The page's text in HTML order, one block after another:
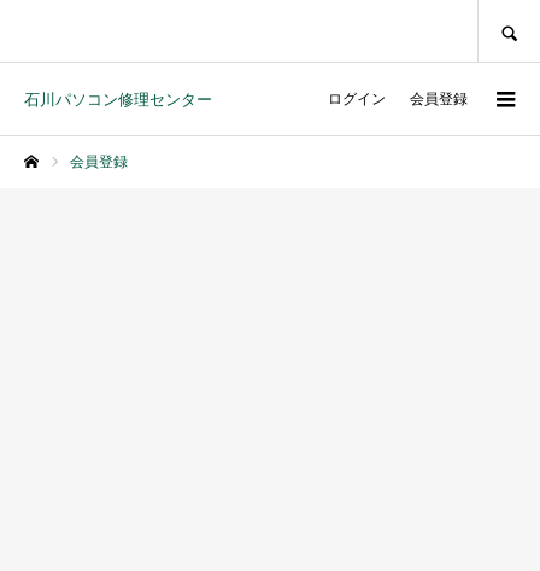
石川パソコン修理センター ログイン 会員登録
会員登録